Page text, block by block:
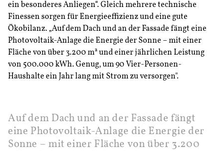
ein besonderes Anliegen“. Gleich mehrere technische
Finessen sorgen für Energieeffizienz und eine gute
Ökobilanz. „Auf dem Dach und an der Fassade fängt eine
Photovoltaik-Anlage die Energie der Sonne – mit einer
Fläche von über 3.200 m² und einer jährlichen Leistung
von 500.000 kWh. Genug, um 90 Vier-Personen-
Haushalte ein Jahr lang mit Strom zu versorgen".
Auf dem Dach und an der Fassade fängt
eine Photovoltaik-Anlage die Energie der
Sonne – mit einer Fläche von über 3.200